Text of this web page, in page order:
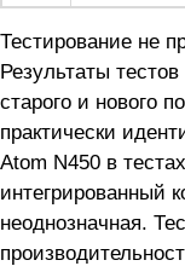
Тестирование не
Результаты
старого и нового
практически
Atom N450 в
интегрированный
неоднозначная.